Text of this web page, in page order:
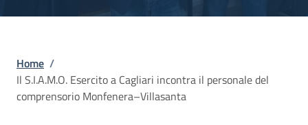
Briciole di pane
Home /
Il S.I.A.M.O. Esercito a Cagliari incontra il personale del
comprensorio Monfenera–Villasanta